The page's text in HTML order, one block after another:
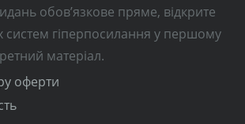
обов’язкове пряме, відкрите
систем гіперпосилання у першому
матеріал.
оферти